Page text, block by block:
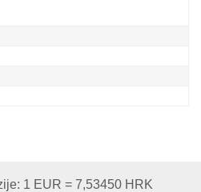
1 EUR = 7,53450 HRK